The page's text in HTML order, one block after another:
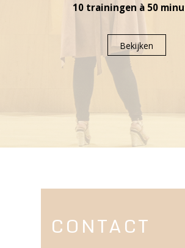
10 trainingen à 50
Bekijken
CONTACT